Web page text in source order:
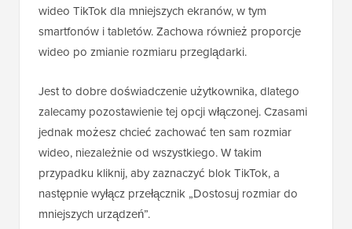
wideo TikTok dla mniejszych ekranów, w tym
smartfonów i tabletów. Zachowa również proporcje
wideo po zmianie rozmiaru przeglądarki.
Jest to dobre doświadczenie użytkownika, dlatego
zalecamy pozostawienie tej opcji włączonej. Czasami
jednak możesz chcieć zachować ten sam rozmiar
wideo, niezależnie od wszystkiego. W takim
przypadku kliknij, aby zaznaczyć blok TikTok, a
następnie wyłącz przełącznik „Dostosuj rozmiar do
mniejszych urządzeń”.